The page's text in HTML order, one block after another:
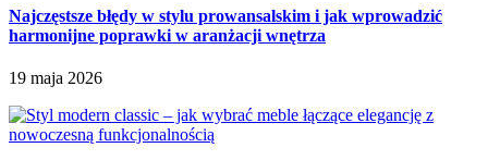
Najczęstsze błędy w stylu prowansalskim i jak wprowadzić
harmonijne poprawki w aranżacji wnętrza
19 maja 2026